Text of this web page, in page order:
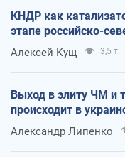
КНДР как
этапе российско-
Алексей Кущ 3,5 т.
Выход в элиту ЧМ и
происходит в
Александр Липенко